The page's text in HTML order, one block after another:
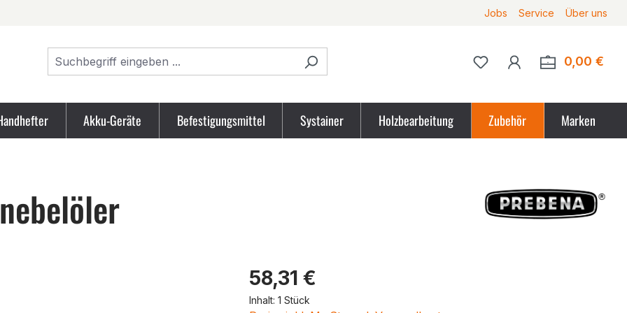
Jobs Service Über uns
Du hast 0 Produkte auf
0,00 €
Akku-Geräte Befestigungsmittel Systainer Holzbearbeitung Zubehör Marken
Produktpreis
58,31 €
Inhalt: 1 Stück